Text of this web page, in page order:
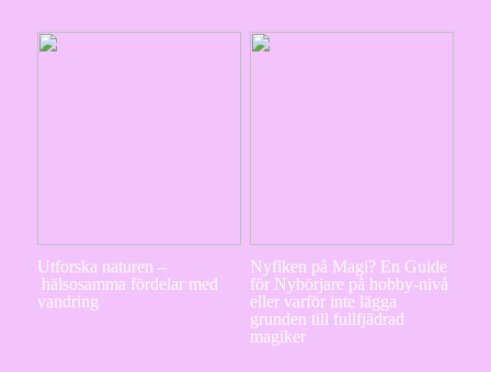
Utforska naturen –
hälsosamma fördelar med
vandring
Nyfiken på Magi? En Guide
för Nybörjare på hobby-nivå
eller varför inte lägga
grunden till fullfjädrad
magiker